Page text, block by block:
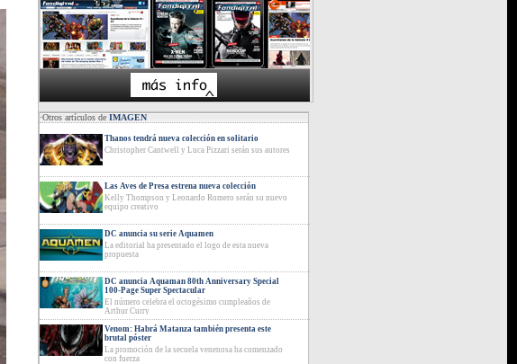
·Otros artículos deIMAGEN
Thanos tendrá nueva colección en solitario
Christopher Cantwell y Luca Pizzari serán sus autores
Las Aves de Presa estrena nueva colección
Kelly Thompson y Leonardo Romero serán su nuevo
equipo creativo
DC anuncia su serie Aquamen
La editorial ha presentado el logo de esta nueva
propuesta
DC anuncia Aquaman 80th Anniversary Special
100-Page Super Spectacular
El número celebra el octogésimo cumpleaños de
Arthur Curry
Venom: Habrá Matanza también presenta este
brutal póster
La promoción de la secuela venenosa ha comenzado
con fuerza